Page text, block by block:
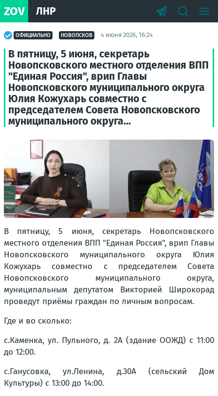
ZOV ЛНР
ОФИЦИАЛЬНО НОВОПСКОВ 4 июня 2026, 16:24
В пятницу, 5 июня, секретарь
Новопсковского местного отделения ВПП
"Единая Россия", врип Главы
Новопсковского муниципального округа
Юлия Кожухарь совместно с
председателем Совета Новопсковского
муниципального округа...
В пятницу, 5 июня, секретарь Новопсковского
местного отделения ВПП "Единая Россия", врип Главы
Новопсковского муниципального округа Юлия
Кожухарь совместно с председателем Совета
Новопсковского муниципального округа,
муниципальным депутатом Викторией Широкорад
проведут приёмы граждан по личным вопросам.
Где и во сколько:
с.Каменка, ул. Пульного, д. 2А (здание ООЖД) с 11:00
до 12:00.
с.Ганусовка, ул.Ленина, д.30А (сельский Дом
Культуры) с 13:00 до 14:00.